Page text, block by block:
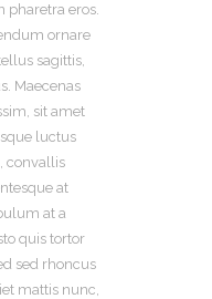
pharetra eros.
ornare
sagittis,
Maecenas
sit amet
luctus
convallis
at
at a
quis tortor
sed rhoncus
mattis nunc,